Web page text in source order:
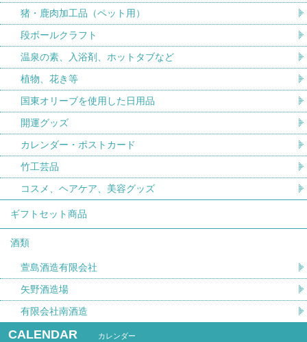
猪・鹿肉加工品（ペット用）
段ボールクラフト
温泉の素、入浴剤、ホットタブなど
植物、花き等
国東オリーブを使用した日用品
開運グッズ
カレンダー・ポストカード
竹工芸品
コスメ、ヘアケア、美容グッズ
ギフトセット商品
酒類
萱島酒造有限会社
矢野酒造場
有限会社南酒造
CALENDAR カレンダー